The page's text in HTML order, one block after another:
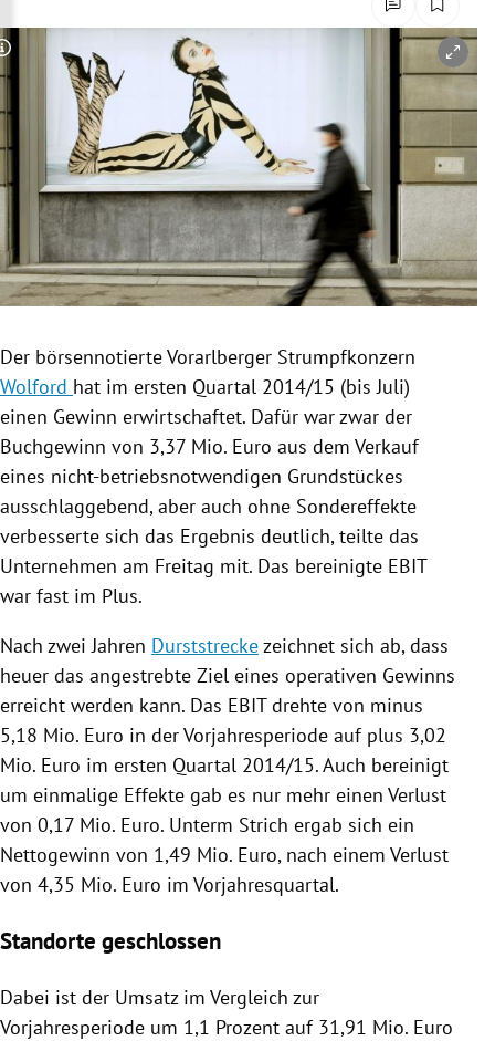
Untermenü
Untermenü
Untermenü
Untermenü
Untermenü
Untermenü
Untermenü
Copyright-Hinweis öffnen/schließen
Der börsennotierte Vorarlberger Strumpfkonzern
Wolford hat im ersten Quartal 2014/15 (bis Juli)
einen Gewinn erwirtschaftet. Dafür war zwar der
Buchgewinn von 3,37 Mio. Euro aus dem Verkauf
eines nicht-betriebsnotwendigen Grundstückes
ausschlaggebend, aber auch ohne Sondereffekte
verbesserte sich das Ergebnis deutlich, teilte das
Unternehmen am Freitag mit. Das bereinigte EBIT
war fast im Plus.
Nach zwei Jahren Durststreckezeichnet sich ab, dass
heuer das angestrebte Ziel eines operativen Gewinns
erreicht werden kann. Das EBIT drehte von minus
5,18 Mio. Euro in der Vorjahresperiode auf plus 3,02
Mio. Euro im ersten Quartal 2014/15. Auch bereinigt
um einmalige Effekte gab es nur mehr einen Verlust
von 0,17 Mio. Euro. Unterm Strich ergab sich ein
Nettogewinn von 1,49 Mio. Euro, nach einem Verlust
von 4,35 Mio. Euro im Vorjahresquartal.
Standorte geschlossen
Dabei ist der Umsatz im Vergleich zur
Vorjahresperiode um 1,1 Prozent auf 31,91 Mio. Euro